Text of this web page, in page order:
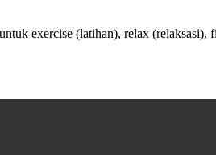
exercise (latihan), relax (relaksasi),